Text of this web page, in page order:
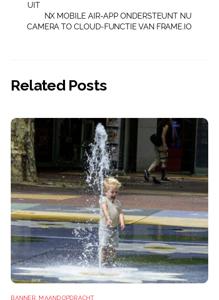
UIT
NX MOBILE AIR-APP ONDERSTEUNT NU
CAMERA TO CLOUD-FUNCTIE VAN FRAME.IO
Related Posts
BANNER MAANDOPDRACHT